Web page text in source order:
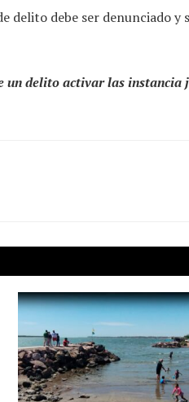
delito debe ser denunciado y
un delito activar las